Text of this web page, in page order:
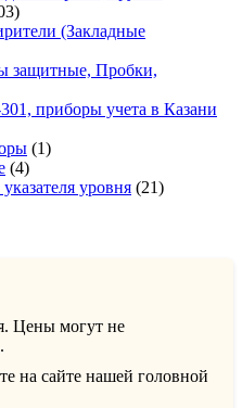
103
товара(Закладные
защитные, Пробки,
приборы учета в Казани
11
44
товара уровня 2121
Цены могут не
на сайте нашей головной